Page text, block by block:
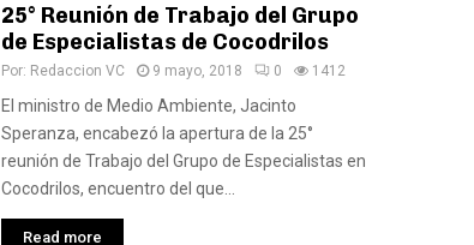
25° Reunión de Trabajo del Grupo
de Especialistas de Cocodrilos
Por: Redaccion VC 9 mayo, 2018 0 1412
El ministro de Medio Ambiente, Jacinto
Speranza, encabezó la apertura de la 25°
reunión de Trabajo del Grupo de Especialistas en
Cocodrilos, encuentro del que...
Read more